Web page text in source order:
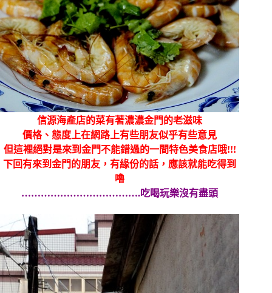
信源海產店的菜有著濃濃金門的老滋味
價格、態度上在網路上有些朋友似乎有些意見
但這裡絕對是來到金門不能錯過的一間特色美食店哦!!!
下回有來到金門的朋友，有緣份的話，應該就能吃得到
嚕
……………………………….吃喝玩樂沒有盡頭